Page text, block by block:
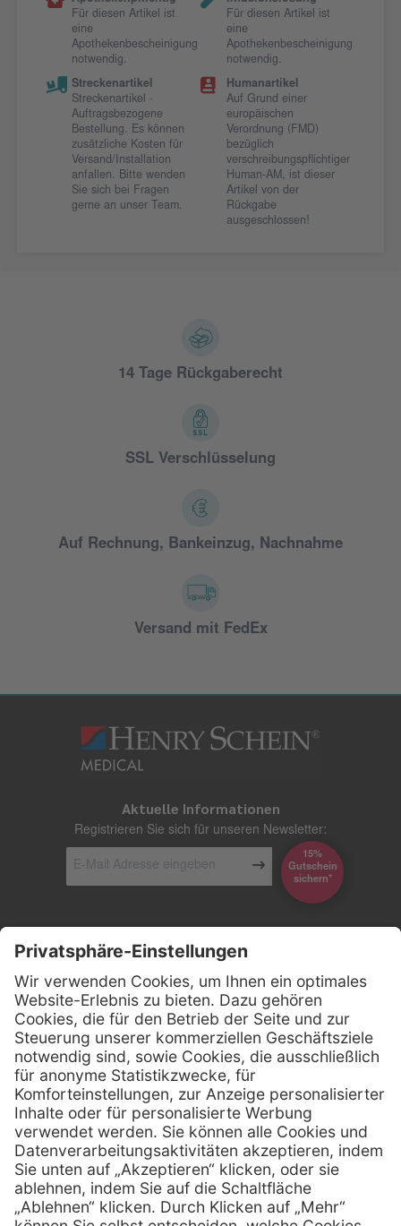
Für diesen Artikel ist
eine
Apothekenbescheinigung
notwendig.
Für diesen Artikel ist
eine
Apothekenbescheinigung
notwendig.
Streckenartikel
Streckenartikel -
Auftragsbezogene
Bestellung. Es können
zusätzliche Kosten für
Versand/Installation
anfallen. Bitte wenden
Sie sich bei Fragen
gerne an unser Team.
Humanartikel
Auf Grund einer
europäischen
Verordnung (FMD)
bezüglich
verschreibungspflichtiger
Human-AM, ist dieser
Artikel von der
Rückgabe
ausgeschlossen!
14 Tage Rückgaberecht
SSL Verschlüsselung
Auf Rechnung, Bankeinzug, Nachnahme
Versand mit FedEx
Aktuelle Informationen
Registrieren Sie sich für unseren Newsletter:
15%
Gutschein
*sichern
Kontakt
Firmensitz
Henry Schein Medical GmbH
Alt-Moabit 96 b
D-10559 Berlin
Telefon: 0800 - 888 777 6
Telefax: 0800 - 888 777 8
E-Mail: info @ henryschein-med.de
Services
Fernwartung
Hilfe
FAQs